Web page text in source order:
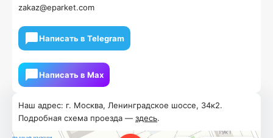
Наш адрес: г. Москва, Ленинградское шоссе, 34к2.
Подробная схема проезда — здесь.
zakaz@eparket.com
Написать в Telegram
Написать в Мах